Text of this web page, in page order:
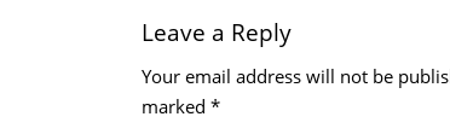
Leave a Reply
Your email address will not be
marked *